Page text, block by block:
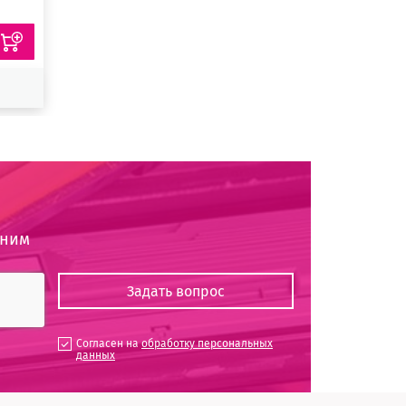
Согласен наобработку персональных
данных